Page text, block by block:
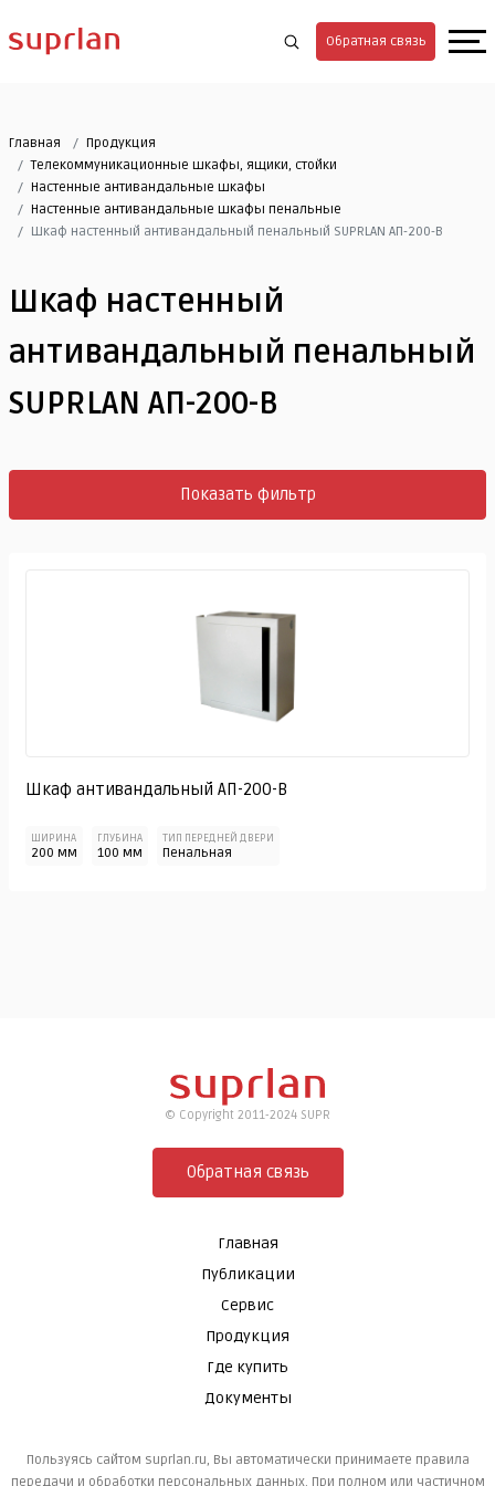
Обратная связь
Главная
Продукция
Телекоммуникационные шкафы, ящики, стойки
Настенные антивандальные шкафы
Настенные антивандальные шкафы пенальные
Шкаф настенный антивандальный пенальный SUPRLAN АП-200-В
Шкаф настенный
антивандальный пенальный
SUPRLAN АП-200-В
Показать фильтр
Шкаф антивандальный АП-200-В
ШИРИНА
200 мм
ГЛУБИНА
100 мм
ТИП ПЕРЕДНЕЙ ДВЕРИ
Пенальная
© Copyright 2011-2024 SUPR
Главная
Публикации
Сервис
Продукция
Где купить
Документы
Обратная связь
Пользуясь сайтом suprlan.ru, Вы автоматически принимаете правила
передачи и обработки персональных данных. При полном или частичном